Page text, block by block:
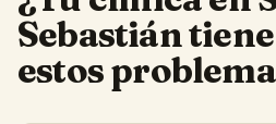
Sebastiántiene
estos